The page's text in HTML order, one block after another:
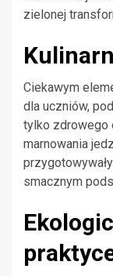
zielonej
Ciekawym
dla uczniów,
tylko zdrowego
marnowania
smacznym